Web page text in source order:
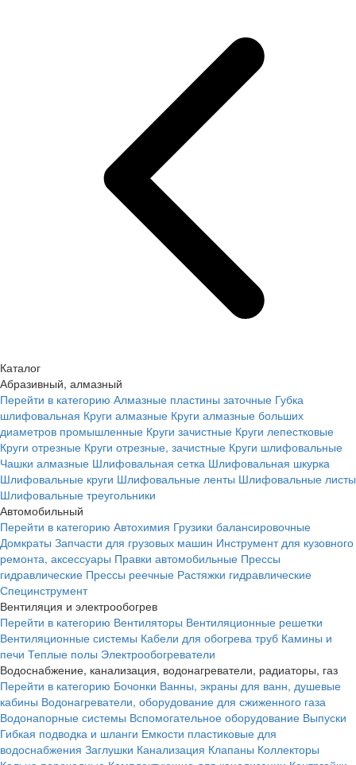
Каталог
Абразивный, алмазный
Перейти в категорию Алмазные пластины заточные Губка
шлифовальная Круги алмазные Круги алмазные больших
диаметров промышленные Круги зачистные Круги лепестковые
Круги отрезные Круги отрезные, зачистные Круги шлифовальные
Чашки алмазные Шлифовальная сетка Шлифовальная шкурка
Шлифовальные круги Шлифовальные ленты Шлифовальные листы
Шлифовальные треугольники
Автомобильный
Перейти в категорию Автохимия Грузики балансировочные
Домкраты Запчасти для грузовых машин Инструмент для кузовного
ремонта, аксессуары Правки автомобильные Прессы
гидравлические Прессы реечные Растяжки гидравлические
Специнструмент
Вентиляция и электрообогрев
Перейти в категорию Вентиляторы Вентиляционные решетки
Вентиляционные системы Кабели для обогрева труб Камины и
печи Теплые полы Электрообогреватели
Водоснабжение, канализация, водонагреватели, радиаторы, газ
Перейти в категорию Бочонки Ванны, экраны для ванн, душевые
кабины Водонагреватели, оборудование для сжиженного газа
Водонапорные системы Вспомогательное оборудование Выпуски
Гибкая подводка и шланги Емкости пластиковые для
водоснабжения Заглушки Канализация Клапаны Коллекторы